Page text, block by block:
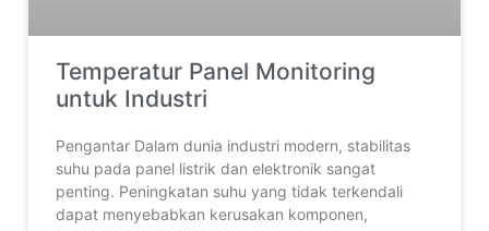
Temperatur Panel Monitoring
untuk Industri
Pengantar Dalam dunia industri modern, stabilitas
suhu pada panel listrik dan elektronik sangat
penting. Peningkatan suhu yang tidak terkendali
dapat menyebabkan kerusakan komponen,